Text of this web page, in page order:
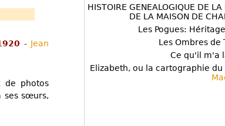
- Jean
de photos
ses sœurs,
HISTOIRE GENEALOGIQUE DE
DE LA MAISON DE
Les Pogues:
Les Ombres de
Ce qu'il m'a
Elizabeth, ou la cartographie du